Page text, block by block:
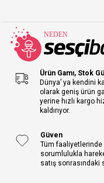
Ürün Gamı, Stok
Dünya’ ya kendini
olarak geniş ürün
yerine hızlı kargo
kaldırıyor.
Güven
Tüm faaliyetlerinde
sorumlulukla
satış